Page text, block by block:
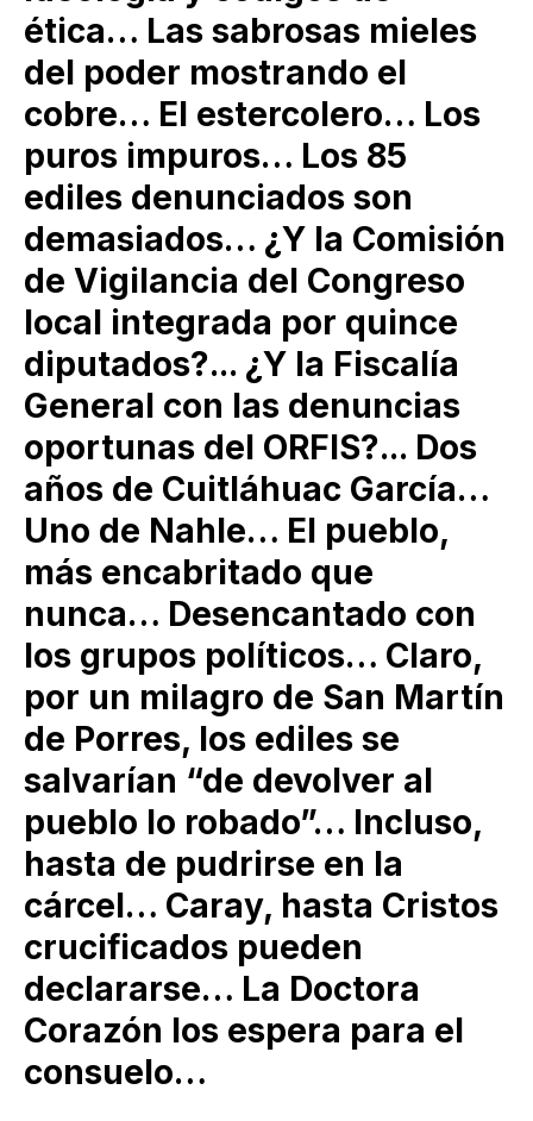
ética… Las sabrosas mieles
del poder mostrando el
cobre… El estercolero… Los
puros impuros… Los 85
ediles denunciados son
demasiados… ¿Y la Comisión
de Vigilancia del Congreso
local integrada por quince
diputados?... ¿Y la Fiscalía
General con las denuncias
oportunas del ORFIS?... Dos
años de Cuitláhuac García…
Uno de Nahle… El pueblo,
más encabritado que
nunca… Desencantado con
los grupos políticos… Claro,
por un milagro de San Martín
de Porres, los ediles se
salvarían “de devolver al
pueblo lo robado”… Incluso,
hasta de pudrirse en la
cárcel… Caray, hasta Cristos
crucificados pueden
declararse… La Doctora
Corazón los espera para el
consuelo…